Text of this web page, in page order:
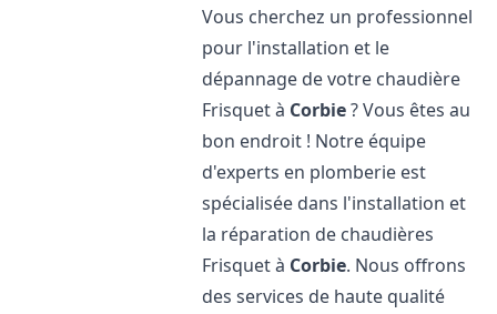
Vous cherchez un professionnel
pour l'installation et le
dépannage de votre chaudière
Frisquet à Corbie? Vous êtes au
bon endroit ! Notre équipe
d'experts en plomberie est
spécialisée dans l'installation et
la réparation de chaudières
Frisquet à Corbie. Nous offrons
des services de haute qualité